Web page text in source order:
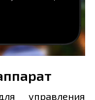
управления